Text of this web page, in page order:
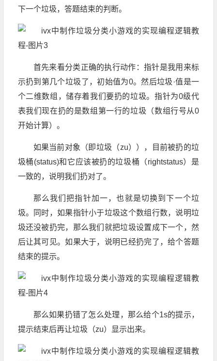
下一个垃圾，答题结束的判断。
首先来看分类正确的执行动作：指针是我用来标
示扔到第几个垃圾了，初始值为0。然后垃圾·值是一
个二维数组，储存着我们要扔的垃圾。指针为0级代
表我们现在扔的是数组第一行的垃圾（数组行号从0
开始计算）。
如果当前对象（即垃圾（zu）），目前被扔的垃
圾桶(status)和它应该被扔的垃圾桶（rightstatus）是
一致的，说明我们扔对了。
那么我们把指针加一，也就是切换到下一个垃
圾。同时，如果指针小于垃圾这个数组行数，说明垃
圾还没被扔完，那么我们就把垃圾设置成下一个，然
后让其可见。如果大于，说明已经扔完了，给个答题
结束的提示。
那么如果扔错了怎么处理，那么给个1s的提示，
提示结束后再让垃圾（zu）显示出来。